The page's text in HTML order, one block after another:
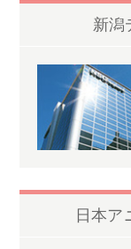
新潟
日本ア